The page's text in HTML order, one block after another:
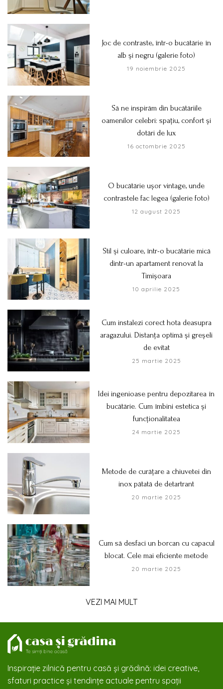
Joc de contraste, într-o bucătărie în
alb și negru (galerie foto)
19 noiembrie 2025
Să ne inspirăm din bucătăriile
oamenilor celebri: spațiu, confort și
dotări de lux
16 octombrie 2025
O bucătărie ușor vintage, unde
contrastele fac legea (galerie foto)
12 august 2025
Stil și culoare, într-o bucătărie mică
dintr-un apartament renovat la
Timișoara
10 aprilie 2025
Cum instalezi corect hota deasupra
aragazului. Distanța optimă și greșeli
de evitat
25 martie 2025
Idei ingenioase pentru depozitarea în
bucătărie. Cum îmbini estetica și
funcționalitatea
24 martie 2025
Metode de curățare a chiuvetei din
inox pătată de detartrant
20 martie 2025
Cum să desfaci un borcan cu capacul
blocat. Cele mai eficiente metode
20 martie 2025
VEZI MAI MULT
Inspirație zilnică pentru casă și grădină: idei creative,
sfaturi practice și tendințe actuale pentru spații